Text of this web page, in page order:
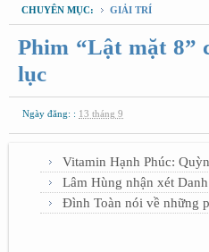
CHUYÊN MỤC: GIẢI TRÍ
Phim “Lật mặt 8”
lục
Ngày đăng: : 13 tháng 9
Vitamin Hạnh Phúc:
Lâm Hùng nhận xét
Đình Toàn nói về những